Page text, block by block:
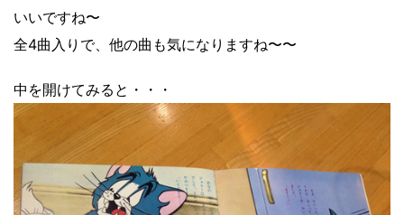
いいですね〜
全4曲入りで、他の曲も気になりますね〜〜
中を開けてみると・・・